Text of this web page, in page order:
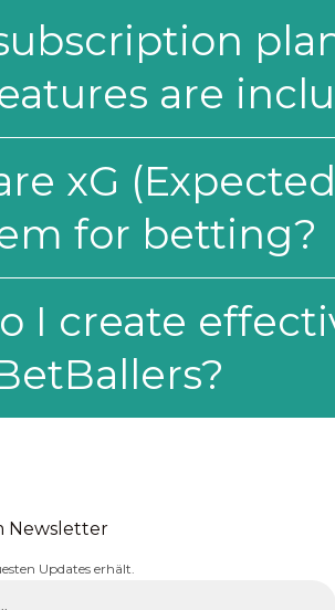
are
xG
for betting?
I create
Newsletter
Updates erhält.